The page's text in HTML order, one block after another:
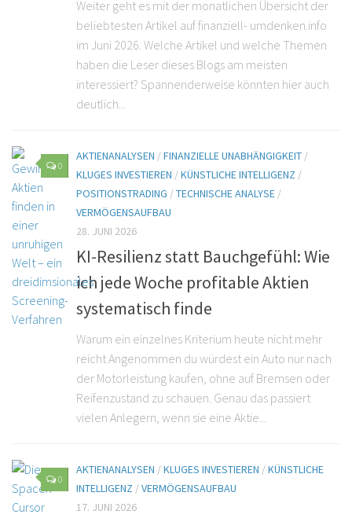
Weiter geht es mit der monatlichen Übersicht der
beliebtesten Artikel auf finanziell- umdenken.info
im Juni 2026. Welche Artikel und welche Themen
haben die Leser dieses Blogs am meisten
interessiert? Spannenderweise könnten hier auch
deutlich...
0
AKTIENANALYSEN /FINANZIELLE UNABHÄNGIGKEIT /
KLUGES INVESTIEREN /KÜNSTLICHE INTELLIGENZ /
POSITIONSTRADING /TECHNISCHE ANALYSE /
VERMÖGENSAUFBAU
28. JUNI 2026
KI-Resilienz statt Bauchgefühl: Wie
ich jede Woche profitable Aktien
systematisch finde
Warum ein einzelnes Kriterium heute nicht mehr
reicht Angenommen du würdest ein Auto nur nach
der Motorleistung kaufen, ohne auf Bremsen oder
Reifenzustand zu schauen. Genau das passiert
vielen Anlegern, wenn sie eine Aktie...
0
AKTIENANALYSEN /KLUGES INVESTIEREN /KÜNSTLICHE
INTELLIGENZ /VERMÖGENSAUFBAU
17. JUNI 2026